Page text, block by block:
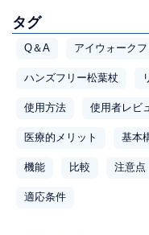
タグ
Q＆A アイウォークフ
ハンズフリー松葉杖
使用方法 使用者レビ
医療的メリット 基本
機能 比較 注意点
適応条件